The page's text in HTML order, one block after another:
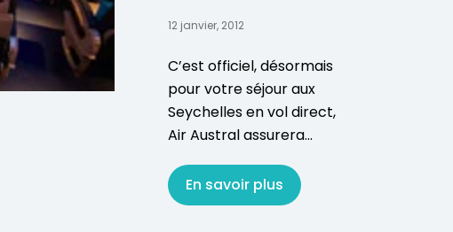
12 janvier, 2012
C’est officiel, désormais
pour votre séjour aux
Seychelles en vol direct,
Air Austral assurera...
En savoir plus